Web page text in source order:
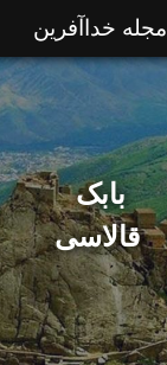
مجله خداآفرین
بابک
قالاسی